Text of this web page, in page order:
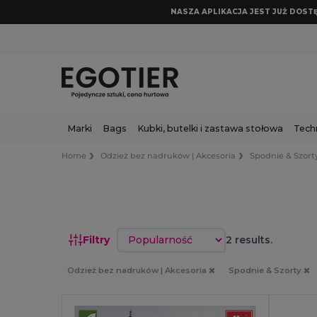
NASZA APLIKACJA JEST JUŻ
Marki Bags Kubki, butelki i zastawa stołowa
Home Odzież bez nadruków | Akcesoria Spodnie &
Filtry Sortuj według 2 results.
Odzież bez nadruków | Akcesoria Spodnie & Szorty